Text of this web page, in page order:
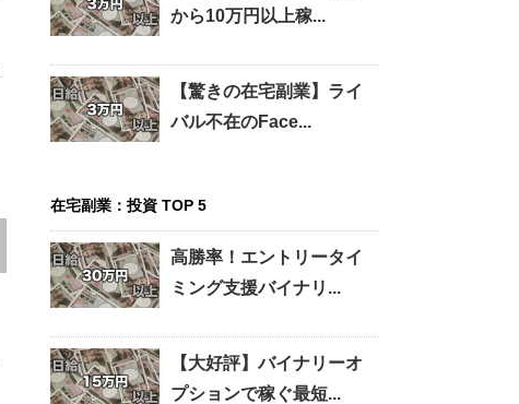
から10万円以上稼...
【驚きの在宅副業】ライ
バル不在のFace...
在宅副業：投資 TOP 5
高勝率！エントリータイ
ミング支援バイナリ...
【大好評】バイナリーオ
プションで稼ぐ最短...